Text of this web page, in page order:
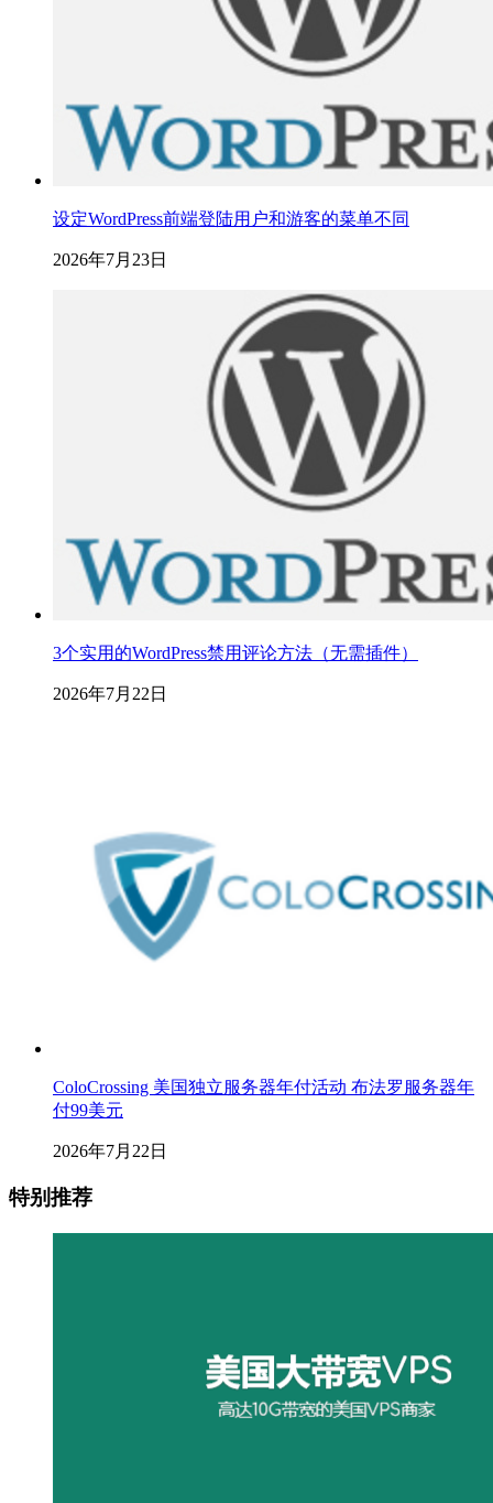
设定WordPress前端登陆用户和游客的菜单不同
2026年7月23日
3个实用的WordPress禁用评论方法（无需插件）
2026年7月22日
ColoCrossing 美国独立服务器年付活动 布法罗服务器年
付99美元
2026年7月22日
特别推荐